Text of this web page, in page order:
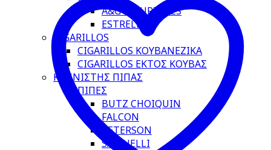
A&G MOURTIDES
ESTRELLA
CIGARILLOS
CIGARILLOS ΚΟΥΒΑΝΕΖΙΚΑ
CIGARILLOS ΕΚΤΟΣ ΚΟΥΒΑΣ
ΚΑΠΝΙΣΤΗΣ ΠΙΠΑΣ
ΠΙΠΕΣ
BUTZ CHOIQUIN
FALCON
PETERSON
SAVINELLI